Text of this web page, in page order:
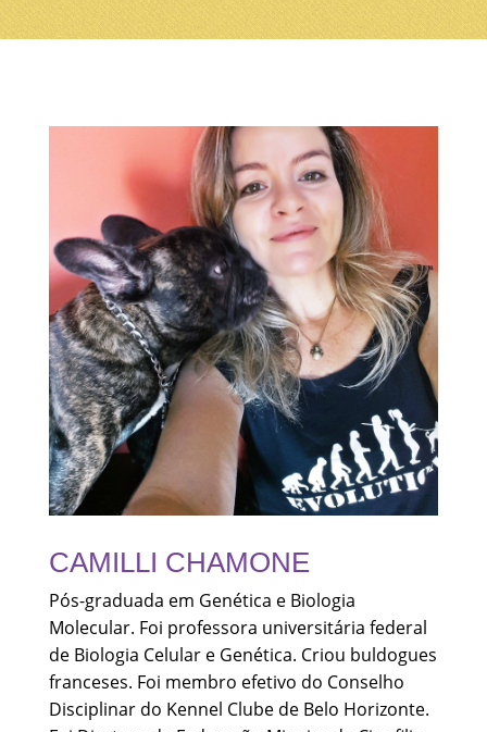
CAMILLI CHAMONE
Pós-graduada em Genética e Biologia
Molecular. Foi professora universitária federal
de Biologia Celular e Genética. Criou buldogues
franceses. Foi membro efetivo do Conselho
Disciplinar do Kennel Clube de Belo Horizonte.